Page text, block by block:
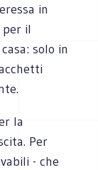
in
il
solo in
la
Per
- che